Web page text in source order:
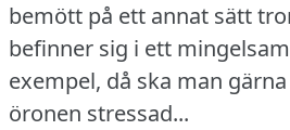
bemött på ett annat sätt
befinner sig i ett
exempel, då ska man
öronen stressad...